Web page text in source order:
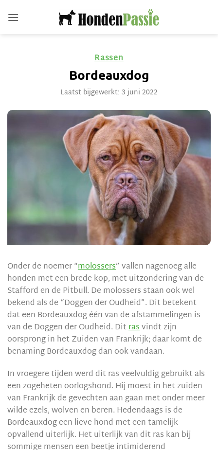
naar
Rassen
Bordeauxdog
Laatst bijgewerkt: 3 juni 2022
Onder de noemer “molossers” vallen nagenoeg alle
honden met een brede kop, met uitzondering van de
Stafford en de Pitbull. De molossers staan ook wel
bekend als de “Doggen der Oudheid”. Dit betekent
dat een Bordeauxdog één van de afstammelingen is
van de Doggen der Oudheid. Ditrasvindt zijn
oorsprong in het Zuiden van Frankrijk; daar komt de
benaming Bordeauxdog dan ook vandaan.
In vroegere tijden werd dit ras veelvuldig gebruikt als
een zogeheten oorlogshond. Hij moest in het zuiden
van Frankrijk de gevechten aan gaan met onder meer
wilde ezels, wolven en beren. Hedendaags is de
Bordeauxdog een lieve hond met een tamelijk
opvallend uiterlijk. Het uiterlijk van dit ras kan bij